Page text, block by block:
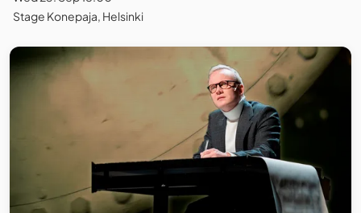
Stage Konepaja, Helsinki